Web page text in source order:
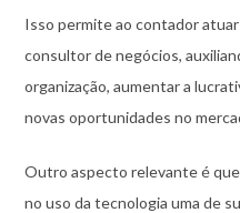
Isso permite ao contador
consultor de negócios,
organização, aumentar a
novas oportunidades no
Outro aspecto relevante é
no uso da tecnologia uma de